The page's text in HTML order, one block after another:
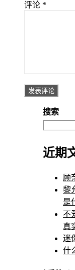
评论 *
搜索
近期
顾
黎
是
不
真
迷
什